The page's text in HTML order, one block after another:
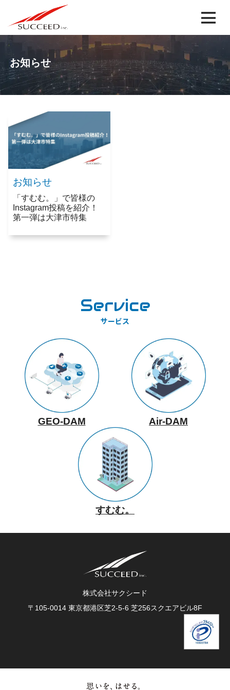
お知らせ
お知らせ
「すむむ。」で皆様の
Instagram投稿を紹介！
第一弾は大津市特集
Service
サービス
GEO-DAM Air-DAM
すむむ。
株式会社サクシード
〒105-0014 東京都港区芝2-5-6 芝256スクエアビル8F